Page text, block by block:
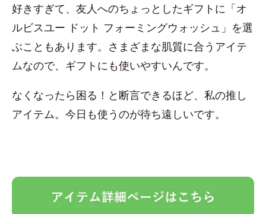
好きすぎて、友人へのちょっとしたギフトに「オ
ルビスユー ドット フォーミングウォッシュ」を選
ぶこともあります。さまざまな肌質に合うアイテ
ムなので、ギフトにも使いやすいんです。
なくなったら困る！と断言できるほど、私の推し
アイテム。今日も使うのが待ち遠しいです。